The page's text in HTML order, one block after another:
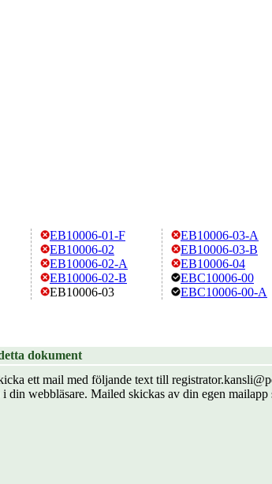
EB10006-01-F
EB10006-02
EB10006-02-A
EB10006-02-B
EB10006-03
EB10006-03-A
EB10006-03-B
EB10006-04
EBC10006-00
EBC10006-00-A
dokument
ett mail med följande text till
din webbläsare. Mailed skickas av din egen mailapp